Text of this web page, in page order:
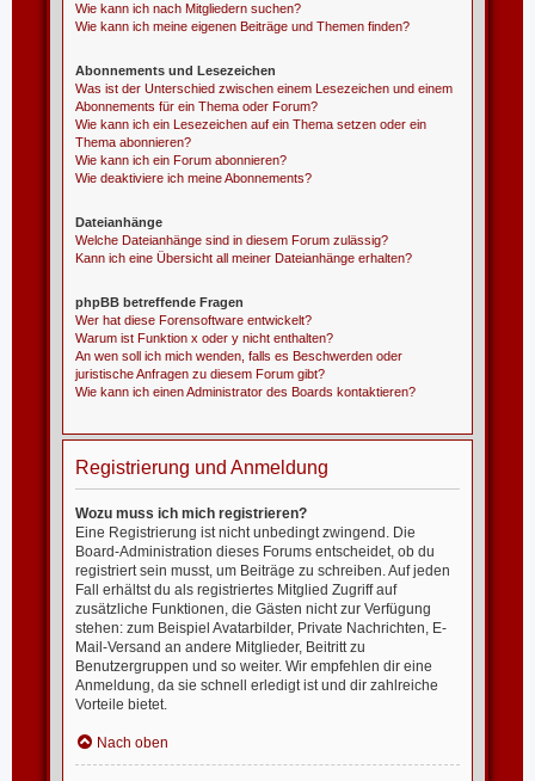
Wie kann ich nach Mitgliedern suchen?
Wie kann ich meine eigenen Beiträge und Themen finden?
Abonnements und Lesezeichen
Was ist der Unterschied zwischen einem Lesezeichen und einem
Abonnements für ein Thema oder Forum?
Wie kann ich ein Lesezeichen auf ein Thema setzen oder ein
Thema abonnieren?
Wie kann ich ein Forum abonnieren?
Wie deaktiviere ich meine Abonnements?
Dateianhänge
Welche Dateianhänge sind in diesem Forum zulässig?
Kann ich eine Übersicht all meiner Dateianhänge erhalten?
phpBB betreffende Fragen
Wer hat diese Forensoftware entwickelt?
Warum ist Funktion x oder y nicht enthalten?
An wen soll ich mich wenden, falls es Beschwerden oder
juristische Anfragen zu diesem Forum gibt?
Wie kann ich einen Administrator des Boards kontaktieren?
Registrierung und Anmeldung
Wozu muss ich mich registrieren?
Eine Registrierung ist nicht unbedingt zwingend. Die
Board-Administration dieses Forums entscheidet, ob du
registriert sein musst, um Beiträge zu schreiben. Auf jeden
Fall erhältst du als registriertes Mitglied Zugriff auf
zusätzliche Funktionen, die Gästen nicht zur Verfügung
stehen: zum Beispiel Avatarbilder, Private Nachrichten, E-
Mail-Versand an andere Mitglieder, Beitritt zu
Benutzergruppen und so weiter. Wir empfehlen dir eine
Anmeldung, da sie schnell erledigt ist und dir zahlreiche
Vorteile bietet.
Nach oben